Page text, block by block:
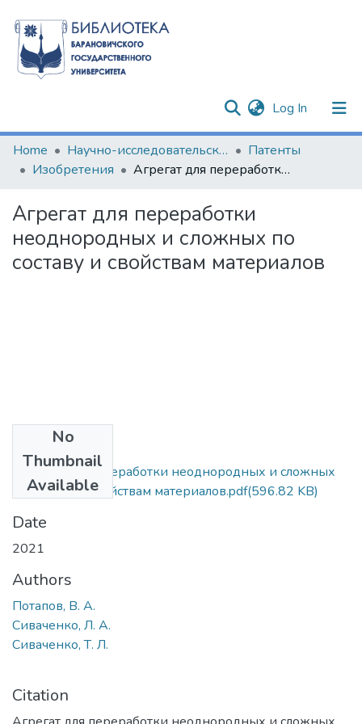
Log In (current)
Communities & Collections
All of DSpace
Statistics
Home Научно-исследовательские разработки
Патенты
Изобретения
Агрегат для переработки неоднородных и сложных по составу и свойствам материалов
Агрегат для переработки
неоднородных и сложных по
составу и свойствам материалов
No
Thumbnail
Available
Агрегат для переработки неоднородных и сложных
по составу и свойствам материалов.pdf(596.82 KB)
Date
2021
Authors
Потапов, В. А.
Сиваченко, Л. А.
Сиваченко, Т. Л.
Citation